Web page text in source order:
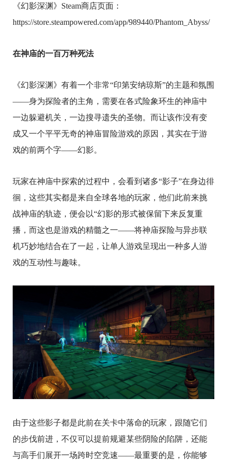
《幻影深渊》Steam商店页面：
https://store.steampowered.com/app/989440/Phantom_Abyss/
在神庙的一百万种死法
《幻影深渊》有着一个非常“印第安纳琼斯”的主题和氛围
——身为探险者的主角，需要在各式险象环生的神庙中
一边躲避机关，一边搜寻遗失的圣物。而让该作没有变
成又一个平平无奇的神庙冒险游戏的原因，其实在于游
戏的前两个字——幻影。
玩家在神庙中探索的过程中，会看到诸多“影子”在身边徘
徊，这些其实都是来自全球各地的玩家，他们此前来挑
战神庙的轨迹，便会以“幻影的形式被保留下来反复重
播，而这也是游戏的精髓之一——将神庙探险与异步联
机巧妙地结合在了一起，让单人游戏呈现出一种多人游
戏的互动性与趣味。
由于这些影子都是此前在关卡中落命的玩家，跟随它们
的步伐前进，不仅可以提前规避某些阴险的陷阱，还能
与高手们展开一场跨时空竞速——最重要的是，你能够